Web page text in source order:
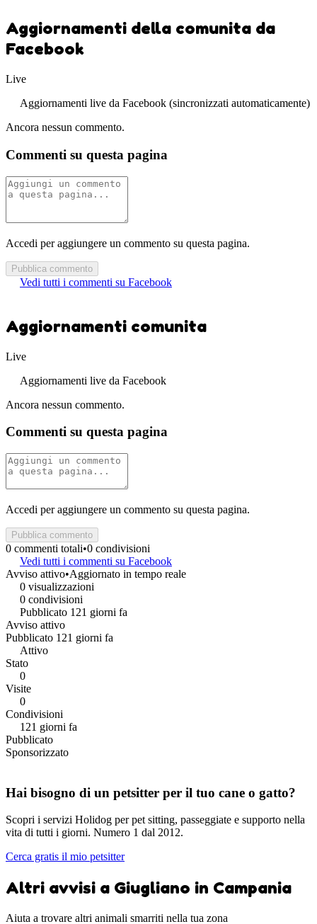
Aggiornamenti della comunita da
Facebook
Live
Aggiornamenti live da Facebook (sincronizzati automaticamente)
Ancora nessun commento.
Commenti su questa pagina
Accedi per aggiungere un commento su questa pagina.
Pubblica commento
Vedi tutti i commenti su Facebook
Aggiornamenti comunita
Live
Aggiornamenti live da Facebook
Ancora nessun commento.
Commenti su questa pagina
Accedi per aggiungere un commento su questa pagina.
Pubblica commento
0 commenti totali•0 condivisioni
Vedi tutti i commenti su Facebook
Avviso attivo•Aggiornato in tempo reale
0 visualizzazioni
0 condivisioni
Pubblicato 121 giorni fa
Avviso attivo
Pubblicato 121 giorni fa
Attivo
Stato
0
Visite
0
Condivisioni
121 giorni fa
Pubblicato
Sponsorizzato
Hai bisogno di un petsitter per il tuo cane o gatto?
Scopri i servizi Holidog per pet sitting, passeggiate e supporto nella
vita di tutti i giorni. Numero 1 dal 2012.
Cerca gratis il mio petsitter
Altri avvisi a Giugliano in Campania
Aiuta a trovare altri animali smarriti nella tua zona